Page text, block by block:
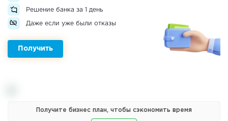
Решение банка за 1 день
Даже если уже были отказы
Получить
Получите бизнес план, чтобы сэкономить время